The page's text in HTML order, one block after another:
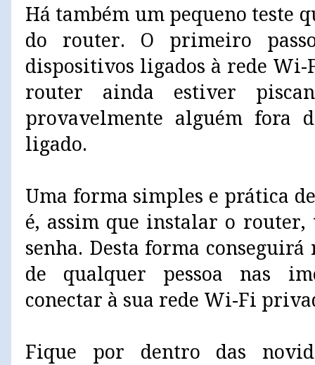
Há também um pequeno teste
do router. O primeiro
dispositivos ligados à rede Wi-
router ainda estiver
provavelmente alguém fora
ligado.
Uma forma simples e prática
é, assim que instalar o
senha. Desta forma
de qualquer pessoa nas
conectar à sua rede Wi-Fi
Fique por dentro das